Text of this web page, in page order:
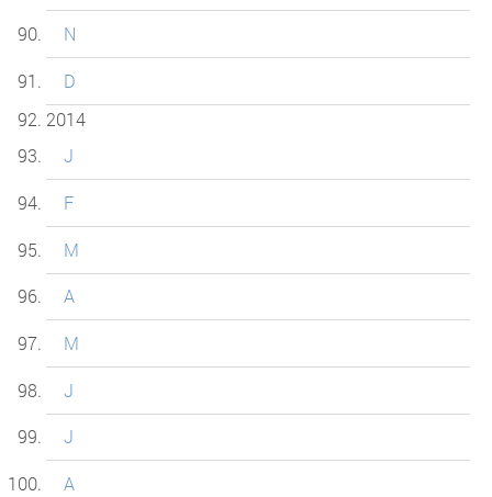
N
D
2014
J
F
M
A
M
J
J
A